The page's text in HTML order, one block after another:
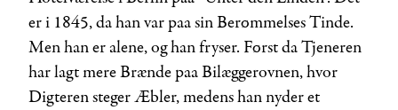
er i 1845, da han var paa sin Berømmelses Tinde.
Men han er alene, og han fryser. Først da Tje­neren
har lagt mere Brænde paa Bilæggerovnen, hvor
Digteren steger Æbler, medens han nyder et